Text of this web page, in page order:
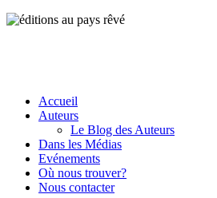
Accueil
Auteurs
Le Blog des Auteurs
Dans les Médias
Evénements
Où nous trouver?
Nous contacter